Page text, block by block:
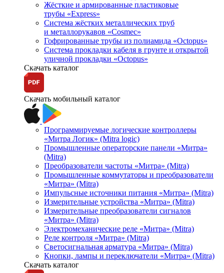
Жёсткие и армированные пластиковые
трубы «Express»
Система жёстких металлических труб
и металлорукавов «Cosmec»
Гофрированные трубы из полиамида «Octopus»
Система прокладки кабеля в грунте и открытой
уличной прокладки «Octopus»
Скачать каталог
Скачать мобильный каталог
Программируемые логические контроллеры
«Митра Логик» (Mitra logic)
Промышленные операторские панели «Митра»
(Mitra)
Преобразователи частоты «Митра» (Mitra)
Промышленные коммутаторы и преобразователи
«Митра» (Mitra)
Импульсные источники питания «Митра» (Mitra)
Измерительные устройства «Митра» (Mitra)
Измерительные преобразователи сигналов
«Митра» (Mitra)
Электромеханические реле «Митра» (Mitra)
Реле контроля «Митра» (Mitra)
Светосигнальная арматура «Митра» (Mitra)
Кнопки, лампы и переключатели «Митра» (Mitra)
Скачать каталог